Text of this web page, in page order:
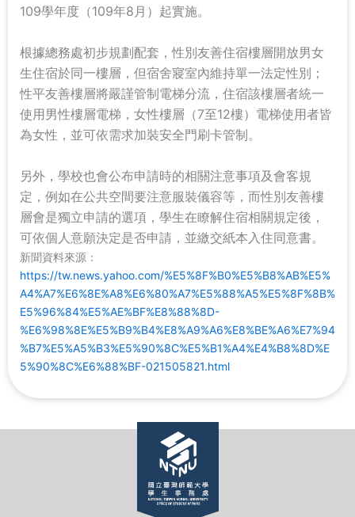
109學年度（109年8月）起實施。
根據總務處初步規劃配套，性別友善住宿樓層開放男女
生住宿於同一樓層，但宿舍寢室內維持單一法定性別；
性平友善樓層將嚴謹管制電梯分流，住宿該樓層者統一
使用男性樓層電梯，女性樓層（7至12樓）電梯使用者皆
為女性，並可依需求加裝安全門刷卡管制。
另外，學校也會公布申請時的相關注意事項及會客規
定，例如在公共空間要注意服裝儀容等，而性別友善樓
層會是獨立申請的選項，學生在瞭解住宿相關規定後，
可依個人意願決定是否申請，並繳交紙本入住同意書。
新聞資料來源：
https://tw.news.yahoo.com/%E5%8F%B0%E5%B8%AB%E5%
A4%A7%E6%8E%A8%E6%80%A7%E5%88%A5%E5%8F%8B%
E5%96%84%E5%AE%BF%E8%88%8D-
%E6%98%8E%E5%B9%B4%E8%A9%A6%E8%BE%A6%E7%94
%B7%E5%A5%B3%E5%90%8C%E5%B1%A4%E4%B8%8D%E
5%90%8C%E6%88%BF-021505821.html